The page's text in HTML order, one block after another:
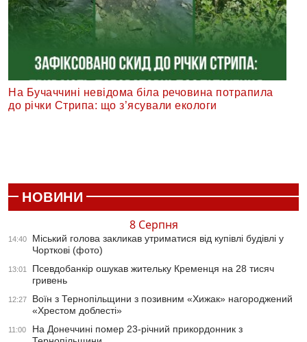
На Бучаччині невідома біла речовина потрапила
до річки Стрипа: що з’ясували екологи
НОВИНИ
8 Серпня
14:40
Міський голова закликав утриматися від купівлі будівлі у
Чорткові (фото)
13:01
Псевдобанкір ошукав жительку Кременця на 28 тисяч
гривень
12:27
Воїн з Тернопільщини з позивним «Хижак» нагороджений
«Хрестом доблесті»
11:00
На Донеччині помер 23-річний прикордонник з